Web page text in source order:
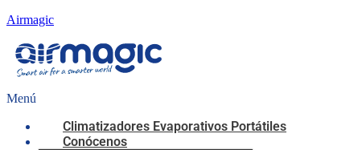
Airmagic
Menú
Climatizadores Evaporativos Portátiles
Conócenos